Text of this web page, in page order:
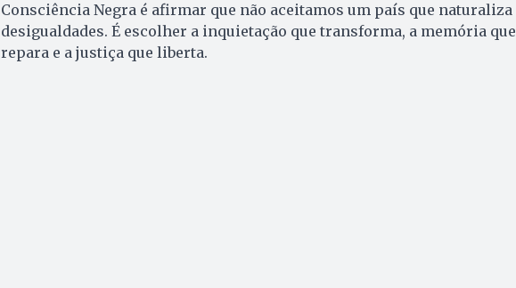
Consciência Negra é afirmar que não aceitamos um país que naturaliza
desigualdades. É escolher a inquietação que transforma, a memória que
repara e a justiça que liberta.